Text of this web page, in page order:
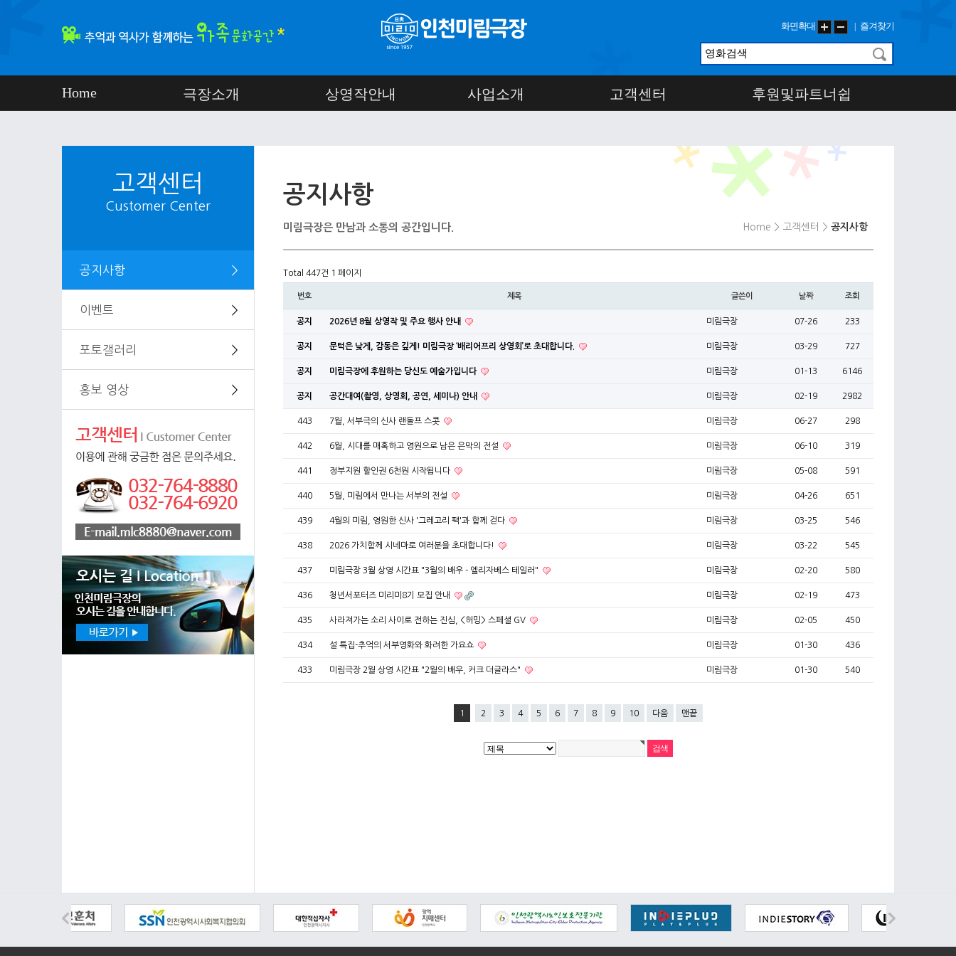
화면확대 즐겨찾기
Home 극장소개 상영작안내 사업소개 고객센터 후원및파트너쉽
고객센터
Customer Center
공지사항 ＞
이벤트 ＞
포토갤러리 ＞
홍보 영상 ＞
공지사항
미림극장은 만남과 소통의 공간입니다. Home > 고객센터 > 공지사항
Total 447건 1 페이지
번호 제목 글쓴이 날짜 조회
공지 2026년 8월 상영작 및 주요 행사 안내 미림극장 07-26 233
공지 문턱은 낮게, 감동은 깊게! 미림극장 ‘배리어프리 상영회’로 초대합니다. 미림극장 03-29 727
공지 미림극장에 후원하는 당신도 예술가입니다 미림극장 01-13 6146
공지 공간대여(촬영, 상영회, 공연, 세미나) 안내 미림극장 02-19 2982
443 7월, 서부극의 신사 랜돌프 스콧 미림극장 06-27 298
442 6월, 시대를 매혹하고 영원으로 남은 은막의 전설 미림극장 06-10 319
441 정부지원 할인권 6천원 시작됩니다 미림극장 05-08 591
440 5월, 미림에서 만나는 서부의 전설 미림극장 04-26 651
439 4월의 미림, 영원한 신사 '그레고리 팩'과 함께 걷다 미림극장 03-25 546
438 2026 가치함께 시네마로 여러분을 초대합니다! 미림극장 03-22 545
437 미림극장 3월 상영 시간표 "3월의 배우 - 엘리자베스 테일러" 미림극장 02-20 580
436 청년서포터즈 미리미8기 모집 안내 미림극장 02-19 473
435 사라져가는 소리 사이로 전하는 진심, <허밍> 스페셜 GV 미림극장 02-05 450
434 설 특집-추억의 서부영화와 화려한 가요쇼 미림극장 01-30 436
433 미림극장 2월 상영 시간표 "2월의 배우, 커크 더글라스" 미림극장 01-30 540
1 2 3 4 5 6 7 8 9 10 다음 맨끝